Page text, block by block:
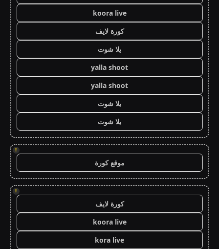
koora live
كورة لايف
يلا شوت
yalla shoot
yalla shoot
يلا شوت
يلا شوت
!
موقع كورة
!
كورة لايف
koora live
kora live